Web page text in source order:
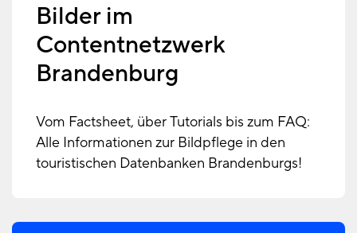
Bilder im
Contentnetzwerk
Brandenburg
Vom Factsheet, über Tutorials bis zum FAQ:
Alle Informationen zur Bildpflege in den
touristischen Datenbanken Brandenburgs!